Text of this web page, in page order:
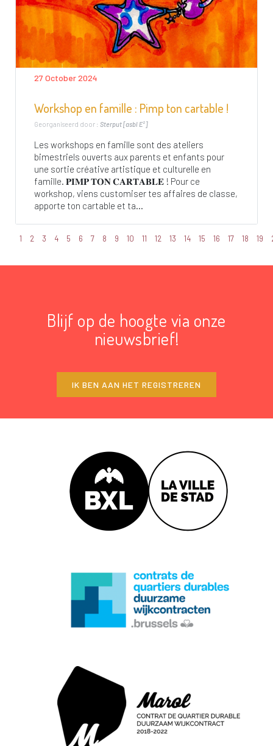
27 October 2024
Workshop en famille : Pimp ton cartable !
Georganiseerd door : Sterput [asbl E²]
Les workshops en famille sont des ateliers
bimestriels ouverts aux parents et enfants pour
une sortie créative artistique et culturelle en
famille. 𝐏𝐈𝐌𝐏 𝐓𝐎𝐍 𝐂𝐀𝐑𝐓𝐀𝐁𝐋𝐄 ! Pour ce
workshop, viens customiser tes affaires de classe,
apporte ton cartable et ta...
1 2 3 4 5 6 7 8 9 10 11 12 13 14 15 16 17 18 19
Blijf op de hoogte via onze
nieuwsbrief!
IK BEN AAN HET REGISTREREN